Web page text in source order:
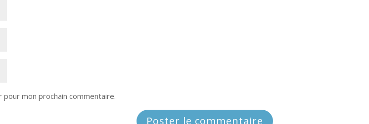
mon prochain commentaire.